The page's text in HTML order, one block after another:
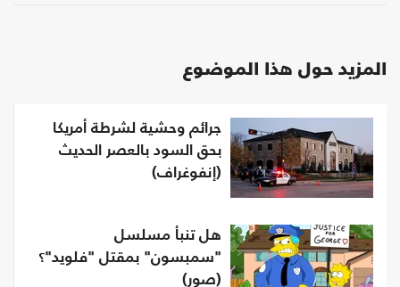
المزيد حول هذا الموضوع
جرائم وحشية لشرطة أمريكا
بحق السود بالعصر الحديث
(إنفوغراف)
هل تنبأ مسلسل
"سمبسون" بمقتل "فلويد"؟
(صور)